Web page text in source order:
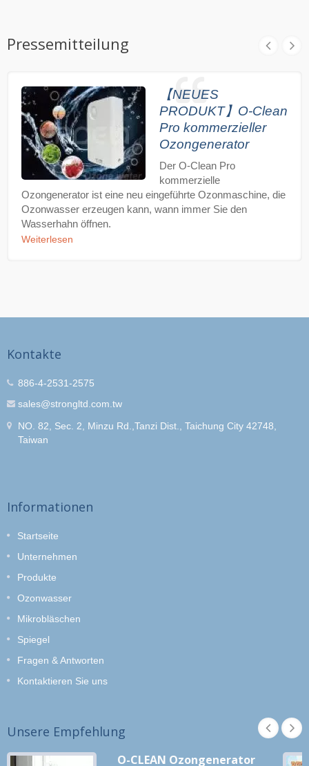
Pressemitteilung
【NEUES
PRODUKT】O-Clean
Pro kommerzieller
Ozongenerator
Der O-Clean Pro
kommerzielle
Ozongenerator ist eine neu eingeführte Ozonmaschine, die
Ozonwasser erzeugen kann, wann immer Sie den
Wasserhahn öffnen.
Weiterlesen
Kontakte
886-4-2531-2575
sales@strongltd.com.tw
NO. 82, Sec. 2, Minzu Rd.,Tanzi Dist., Taichung City 42748,
Taiwan
Informationen
Startseite
Unternehmen
Produkte
Ozonwasser
Mikrobläschen
Spiegel
Fragen & Antworten
Kontaktieren Sie uns
Unsere Empfehlung
O-CLEAN Ozongenerator